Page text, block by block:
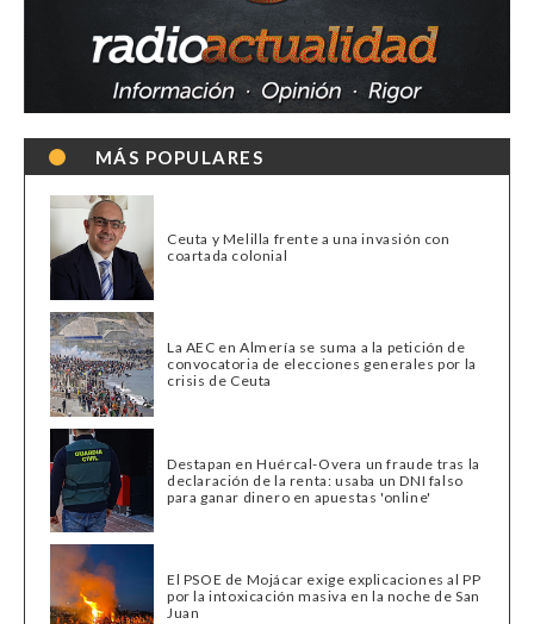
MÁS POPULARES
Ceuta y Melilla frente a una invasión con
coartada colonial
La AEC en Almería se suma a la petición de
convocatoria de elecciones generales por la
crisis de Ceuta
Destapan en Huércal-Overa un fraude tras la
declaración de la renta: usaba un DNI falso
para ganar dinero en apuestas 'online'
El PSOE de Mojácar exige explicaciones al PP
por la intoxicación masiva en la noche de San
Juan